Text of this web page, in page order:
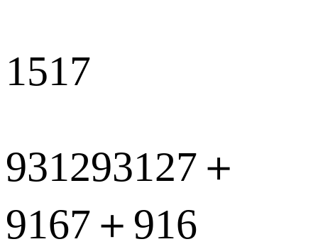
1517
931293127＋
9167＋916